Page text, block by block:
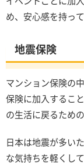
め、安心感を持っ
地震保険
マンション保険の中
保険に加入するこ
の生活に戻るため
日本は地震が多い
な気持ちを軽くし